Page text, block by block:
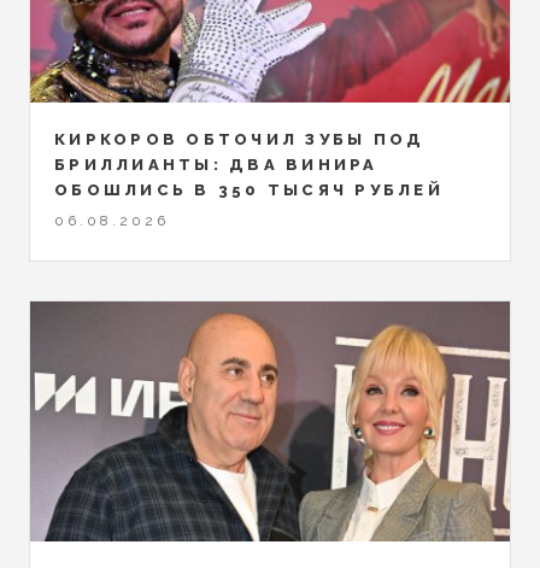
КИРКОРОВ ОБТОЧИЛ ЗУБЫ ПОД
БРИЛЛИАНТЫ: ДВА ВИНИРА
ОБОШЛИСЬ В 350 ТЫСЯЧ РУБЛЕЙ
06.08.2026